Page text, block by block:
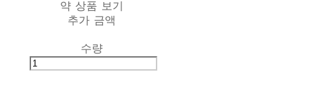
약 상품 보기
추가 금액
수량